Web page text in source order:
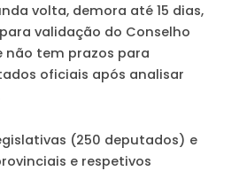
volta, demora até 15 dias,
validação do Conselho
não tem prazos para
oficiais após analisar
(250 deputados) e
e respetivos